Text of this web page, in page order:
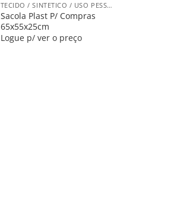
TECIDO / SINTETICO / USO PESSOAL
Sacola Plast P/ Compras
65x55x25cm
Logue p/ ver o preço